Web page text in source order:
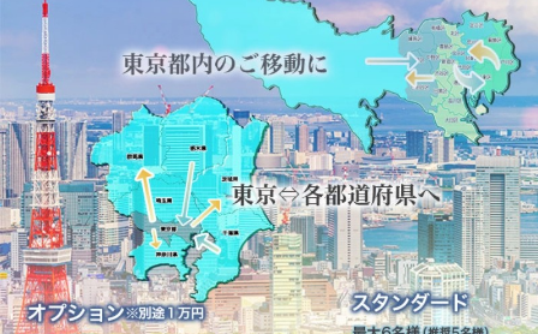
車種・荷物 お支払方法 合流方法
お問合せ 予約フォーム